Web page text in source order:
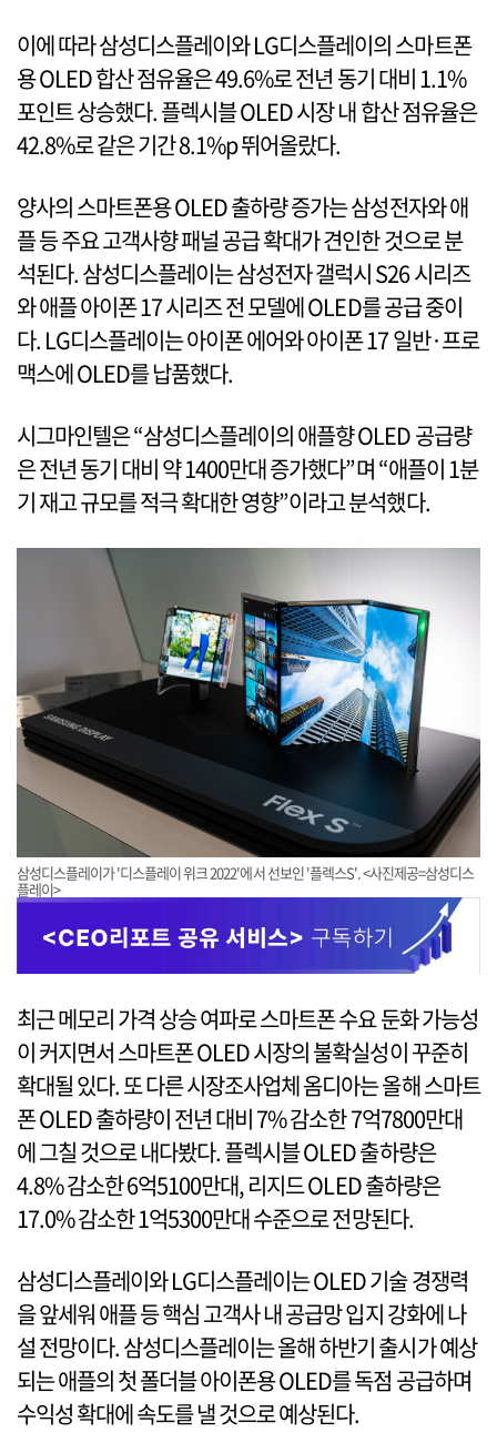
이에 따라 삼성디스플레이와 LG디스플레이의 스마트폰
용 OLED 합산 점유율은 49.6%로 전년 동기 대비 1.1%
포인트 상승했다. 플렉시블 OLED 시장 내 합산 점유율은
42.8%로 같은 기간 8.1%p 뛰어올랐다.
양사의 스마트폰용 OLED 출하량 증가는 삼성전자와 애
플 등 주요 고객사향 패널 공급 확대가 견인한 것으로 분
석된다. 삼성디스플레이는 삼성전자 갤럭시 S26 시리즈
와 애플 아이폰 17 시리즈 전 모델에 OLED를 공급 중이
다. LG디스플레이는 아이폰 에어와 아이폰 17 일반·프로
맥스에 OLED를 납품했다.
시그마인텔은 “삼성디스플레이의 애플향 OLED 공급량
은 전년 동기 대비 약 1400만대 증가했다”며 “애플이 1분
기 재고 규모를 적극 확대한 영향”이라고 분석했다.
삼성디스플레이가 '디스플레이 위크 2022'에서 선보인 '플렉스S'. <사진제공=삼성디스
플레이>
최근 메모리 가격 상승 여파로 스마트폰 수요 둔화 가능성
이 커지면서 스마트폰 OLED 시장의 불확실성이 꾸준히
확대될 있다. 또 다른 시장조사업체 옴디아는 올해 스마트
폰 OLED 출하량이 전년 대비 7% 감소한 7억7800만대
에 그칠 것으로 내다봤다. 플렉시블 OLED 출하량은
4.8% 감소한 6억5100만대, 리지드 OLED 출하량은
17.0% 감소한 1억5300만대 수준으로 전망된다.
삼성디스플레이와 LG디스플레이는 OLED 기술 경쟁력
을 앞세워 애플 등 핵심 고객사 내 공급망 입지 강화에 나
설 전망이다. 삼성디스플레이는 올해 하반기 출시가 예상
되는 애플의 첫 폴더블 아이폰용 OLED를 독점 공급하며
수익성 확대에 속도를 낼 것으로 예상된다.